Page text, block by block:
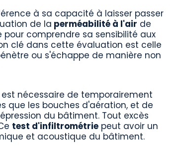
à sa capacité à laisser passer
de la perméabilité à l'air de
comprendre sa sensibilité aux
clé dans cette évaluation est celle
ou s'échappe de manière non
est nécessaire de temporairement
que les bouches d'aération, et de
du bâtiment. Tout excès
test d'infiltrométrie peut avoir un
et acoustique du bâtiment.